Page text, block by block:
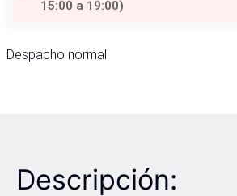
15:00 a 19:00)
Despacho normal
Descripción: